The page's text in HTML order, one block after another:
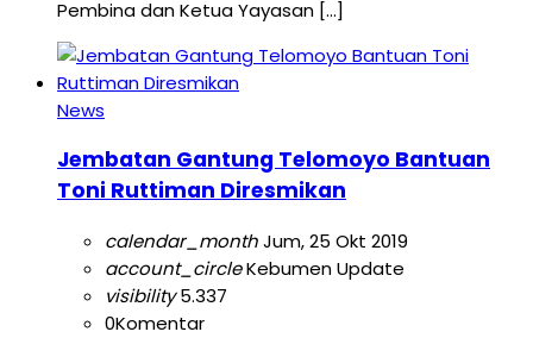
Pembina dan Ketua Yayasan […]
News
Jembatan Gantung Telomoyo Bantuan
Toni Ruttiman Diresmikan
calendar_monthJum, 25 Okt 2019
account_circleKebumen Update
visibility5.337
0Komentar